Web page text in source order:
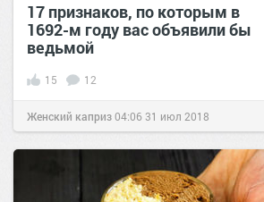
17 признаков, по которым в
1692-м году вас объявили бы
ведьмой
15 12
Женский каприз04:06 31 июл 2018